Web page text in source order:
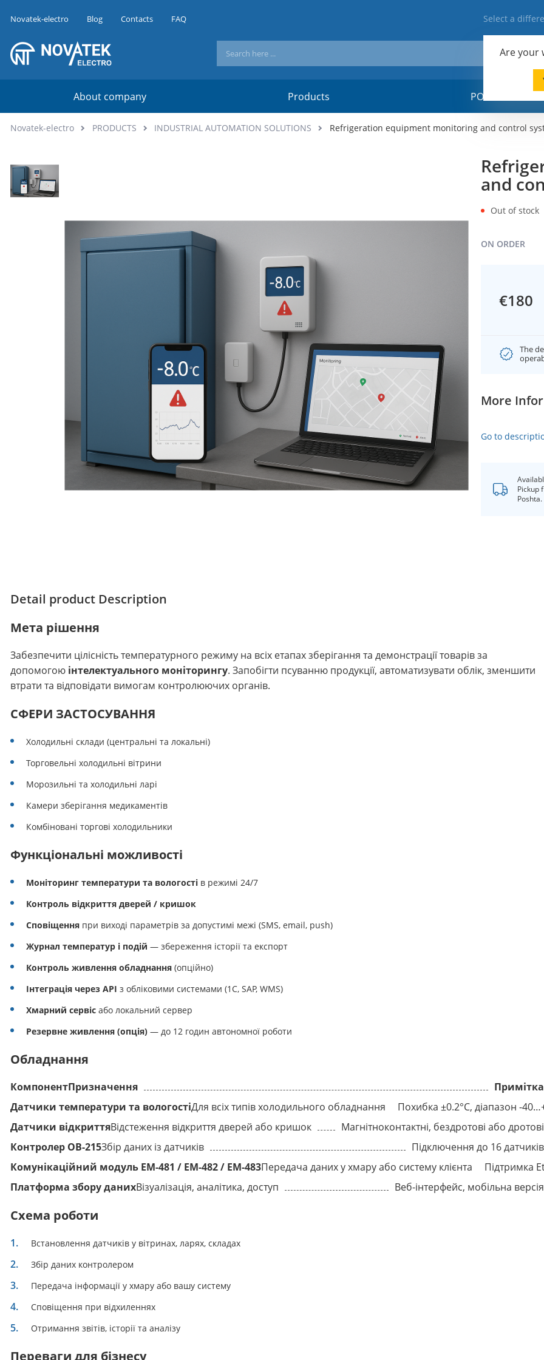
Novatek-electro Blog Contacts FAQ Select a
Are your
About company Products POSM-materials
Novatek-electro PRODUCTS INDUSTRIAL AUTOMATION SOLUTIONS Refrigeration equipment monitoring and control
and
Out of stock
ON ORDER
€180
The
More
Go to
Pickup
Poshta.
Detail product Description
Мета рішення
Забезпечити цілісність температурного режиму на всіх етапах зберігання та демонстрації товарів за
допомогою інтелектуального моніторингу. Запобігти псуванню продукції, автоматизувати облік, зменшити
втрати та відповідати вимогам контролюючих органів.
СФЕРИ ЗАСТОСУВАННЯ
Холодильні склади (центральні та локальні)
Торговельні холодильні вітрини
Морозильні та холодильні ларі
Камери зберігання медикаментів
Комбіновані торгові холодильники
Функціональні можливості
Моніторинг температури та вологості в режимі 24/7
Контроль відкриття дверей / кришок
Сповіщення при виході параметрів за допустимі межі (SMS, email, push)
Журнал температур і подій — збереження історії та експорт
Контроль живлення обладнання (опційно)
Інтеграція через API з обліковими системами (1С, SAP, WMS)
Хмарний сервіс або локальний сервер
Резервне живлення (опція) — до 12 годин автономної роботи
Обладнання
КомпонентПризначення
Примітка
Датчики температури та вологостіДля всіх типів холодильного обладнання
Похибка ±0.2°C, діапазон -
Датчики відкриттяВідстеження відкриття дверей або кришок
Магнітноконтактні, бездротові або дротові
Контролер ОВ-215Збір даних із датчиків
Підключення до 16 датчиків
Комунікаційний модуль EM-481 / EM-482 / EM-483Передача даних у хмару або систему клієнта
Підтримка
Платформа збору данихВізуалізація, аналітика, доступ Веб-інтерфейс, мобільна версія
Схема роботи
Встановлення датчиків у вітринах, ларях, складах
Збір даних контролером
Передача інформації у хмару або вашу систему
Сповіщення при відхиленнях
Отримання звітів, історії та аналізу
Переваги для бізнесу